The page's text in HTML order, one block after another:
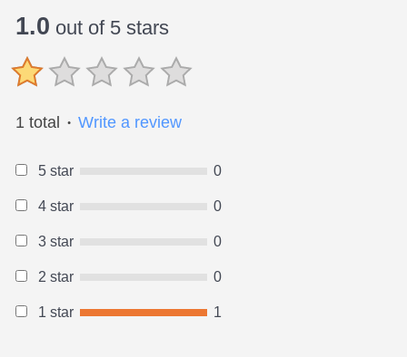
1.0 out of 5 stars
1 total ● Write a review
5 star 0
4 star 0
3 star 0
2 star 0
1 star 1